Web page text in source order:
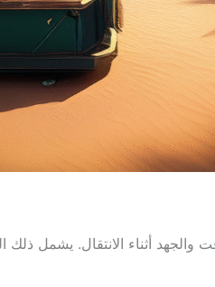
أثناء الانتقال. يشمل ذلك